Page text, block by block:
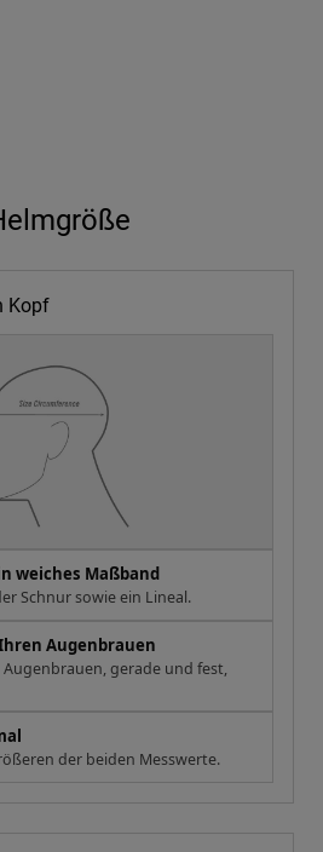
Kopf
weiches Maßband
Schnur sowie ein Lineal.
Augenbrauen
Augenbrauen, gerade und fest,
der beiden Messwerte.